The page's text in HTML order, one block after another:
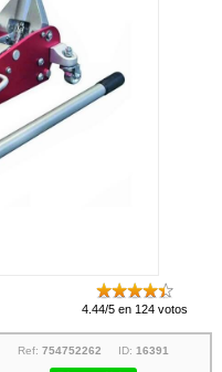
4.44/5 en 124 votos
Ref: 754752262 ID: 16391